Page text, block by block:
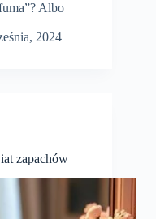
Albo
2024
zapachów